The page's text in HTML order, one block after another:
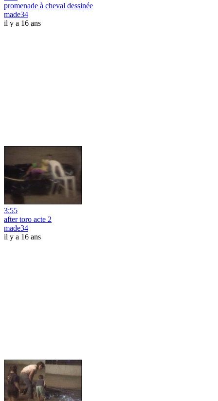
promenade à cheval dessinée
made34
il y a 16 ans
3:55
after toro acte 2
made34
il y a 16 ans